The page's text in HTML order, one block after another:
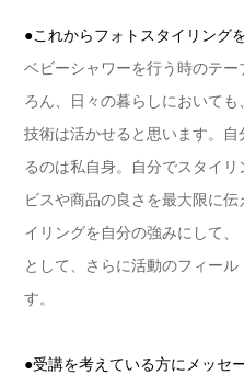
●これからフォトスタイリング
ベビーシャワーを行う時のテ
ろん、日々の暮らしにおいて
技術は活かせると思います。
るのは私自身。自分でスタイ
ビスや商品の良さを最大限に
イリングを自分の強みにして、
として、さらに活動のフィー
す。
●受講を考えている方にメッセ